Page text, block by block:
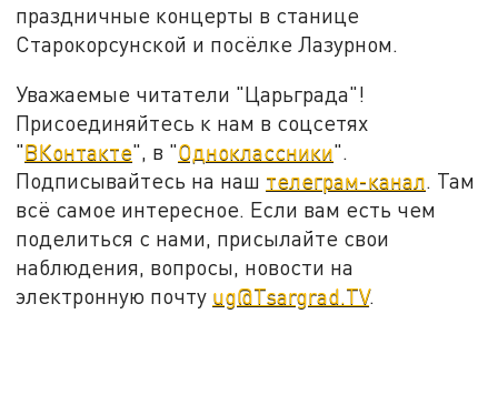
праздничные концерты в станице
Старокорсунской и посёлке Лазурном.
Уважаемые читатели "Царьграда"!
Присоединяйтесь к нам в соцсетях
"ВКонтакте", в "Одноклассники".
Подписывайтесь на наш телеграм-канал. Там
всё самое интересное. Если вам есть чем
поделиться с нами, присылайте свои
наблюдения, вопросы, новости на
электронную почту ug@Tsargrad.TV.